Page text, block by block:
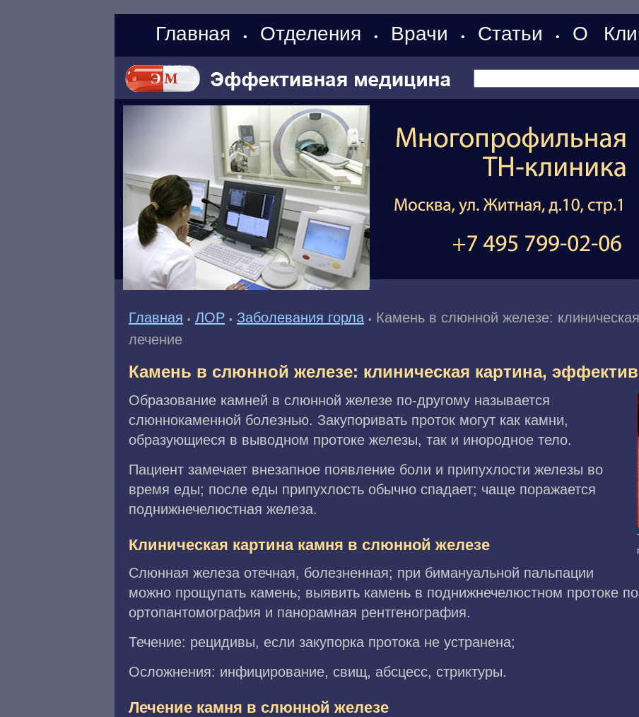
Главная • Отделения • Врачи • Статьи • О
Главная • ЛОР • Заболевания горла • Камень в слюнной железе:
лечение
Камень в слюнной железе: клиническая картина,
Образование камней в слюнной железе по-другому называется
слюннокаменной болезнью. Закупоривать проток могут как камни,
образующиеся в выводном протоке железы, так и инородное тело.
Пациент замечает внезапное появление боли и припухлости железы во
время еды; после еды припухлость обычно спадает; чаще поражается
поднижнечелюстная железа.
Клиническая картина камня в слюнной железе
Слюнная железа отечная, болезненная; при бимануальной пальпации
можно прощупать камень; выявить камень в поднижнечелюстном протоке
ортопантомография и панорамная рентгенография.
Течение: рецидивы, если закупорка протока не устранена;
Осложнения: инфицирование, свищ, абсцесс, стриктуры.
Лечение камня в слюнной железе